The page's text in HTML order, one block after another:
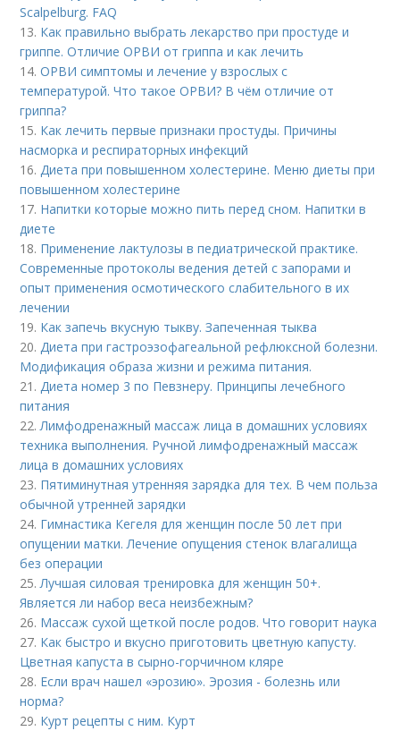
Scalpelburg. FAQ
13. Как правильно выбрать лекарство при простуде и
гриппе. Отличие ОРВИ от гриппа и как лечить
14.ОРВИ симптомы и лечение у взрослых с
температурой. Что такое ОРВИ? В чём отличие от
гриппа?
15. Как лечить первые признаки простуды. Причины
насморка и респираторных инфекций
16.Диета при повышенном холестерине. Меню диеты при
повышенном холестерине
17. Напитки которые можно пить перед сном. Напитки в
диете
18. Применение лактулозы в педиатрической практике.
Современные протоколы ведения детей с запорами и
опыт применения осмотического слабительного в их
лечении
19. Как запечь вкусную тыкву. Запеченная тыква
20.Диета при гастроэзофагеальной рефлюксной болезни.
Модификация образа жизни и режима питания.
21.Диета номер 3 по Певзнеру. Принципы лечебного
питания
22.Лимфодренажный массаж лица в домашних условиях
техника выполнения. Ручной лимфодренажный массаж
лица в домашних условиях
23. Пятиминутная утренняя зарядка для тех. В чем польза
обычной утренней зарядки
24. Гимнастика Кегеля для женщин после 50 лет при
опущении матки. Лечение опущения стенок влагалища
без операции
25.Лучшая силовая тренировка для женщин 50+.
Является ли набор веса неизбежным?
26. Массаж сухой щеткой после родов. Что говорит наука
27. Как быстро и вкусно приготовить цветную капусту.
Цветная капуста в сырно-горчичном кляре
28. Если врач нашел «эрозию». Эрозия - болезнь или
норма?
29. Курт рецепты с ним. Курт